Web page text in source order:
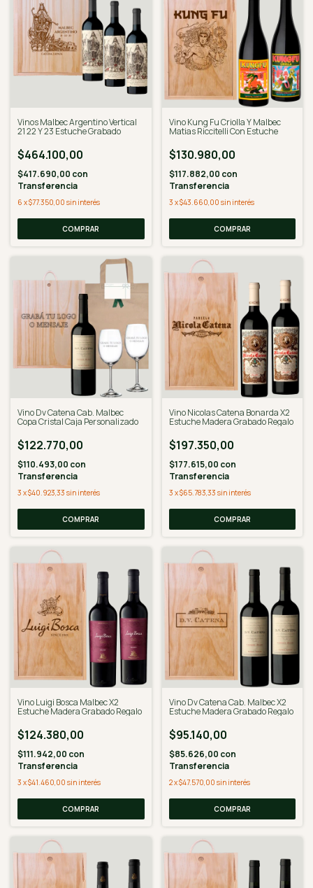
Vinos Malbec Argentino Vertical
21 22 Y 23 Estuche Grabado
$464.100,00
$417.690,00 con
Transferencia
6 x$77.350,00 sin interés
Vino Kung Fu Criolla Y Malbec
Matias Riccitelli Con Estuche
$130.980,00
$117.882,00 con
Transferencia
3 x$43.660,00 sin interés
Vino Dv Catena Cab. Malbec
Copa Cristal Caja Personalizado
$122.770,00
$110.493,00 con
Transferencia
3 x$40.923,33 sin interés
Vino Nicolas Catena Bonarda X2
Estuche Madera Grabado Regalo
$197.350,00
$177.615,00 con
Transferencia
3 x$65.783,33 sin interés
Vino Luigi Bosca Malbec X2
Estuche Madera Grabado Regalo
$124.380,00
$111.942,00 con
Transferencia
3 x$41.460,00 sin interés
Vino Dv Catena Cab. Malbec X2
Estuche Madera Grabado Regalo
$95.140,00
$85.626,00 con
Transferencia
2x$47.570,00 sin interés